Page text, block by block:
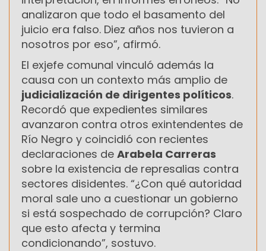
analizaron que todo el basamento del
juicio era falso. Diez años nos tuvieron a
nosotros por eso”, afirmó.
El exjefe comunal vinculó además la
causa con un contexto más amplio de
judicialización de dirigentes políticos.
Recordó que expedientes similares
avanzaron contra otros exintendentes de
Río Negro y coincidió con recientes
declaraciones de Arabela Carreras
sobre la existencia de represalias contra
sectores disidentes. “¿Con qué autoridad
moral sale uno a cuestionar un gobierno
si está sospechado de corrupción? Claro
que esto afecta y termina
condicionando”, sostuvo.